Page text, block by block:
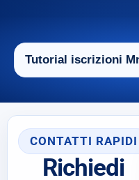
Tutorial iscrizioni
CONTATTI RAPIDI
Richiedi